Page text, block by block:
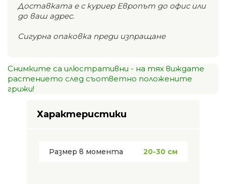
Доставката е с куриер Европът до офис или
до ваш адрес.
Сигурна опаковка преди изпращане
Снимките са илюстративни - на тях виждате
растението след съответно положените
грижи!
Характеристики
Размер в момента 20-30 см